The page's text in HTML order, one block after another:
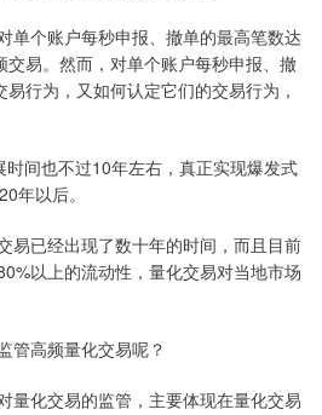
单个账户每秒申报、撤单的最高笔数达
易。然而，对单个账户每秒申报、撤
行为，又如何认定它们的交易行为，
间也不过10年左右，真正实现爆发式
年以后。
易已经出现了数十年的时间，而且目前
以上的流动性，量化交易对当地市场
管高频量化交易呢？
量化交易的监管，主要体现在量化交易